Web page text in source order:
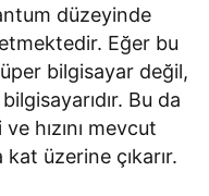
düzeyinde
Eğer bu
bilgisayar değil,
Bu da
hızını mevcut
üzerine çıkarır.